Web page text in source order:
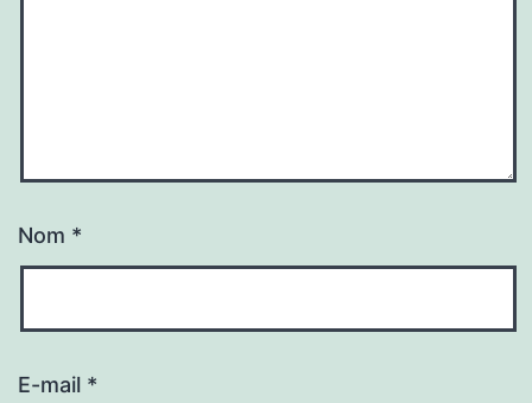
Nom *
E-mail *